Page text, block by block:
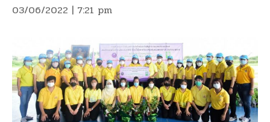
03/06/2022 | 7:21 pm